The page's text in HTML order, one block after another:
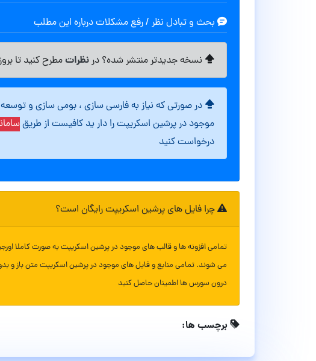
بحث و تبادل نظر / رفع مشکلات درباره این مطلب
نسخه جدیدتر منتشر شده؟ درنظراتمطرح کنید تا
در صورتی که نیاز به فارسی سازی ، بومی سازی و
موجود در پرشین اسکریپت را دار ید کافیست از طریق
درخواست کنید
چرا فایل های پرشین اسکریپت رایگان است؟
تمامی افزونه ها و قالب های موجود در پرشین اسکریپت به صورت کاملا
می شوند. تمامی منابع و فایل های موجود در پرشین اسکریپت متن باز و
درون سورس ها اطمینان حاصل کنید
برچسب ها: